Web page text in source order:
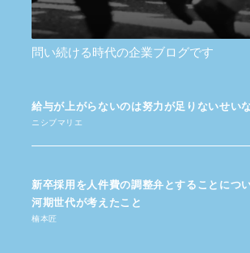
問い続ける時代の企業ブログです
給与が​上がらないのは​努力が​足りないせい
ニシブマリエ
新卒採用を​人件費の​調整弁と​する​ことに​つ
河期世代が​考えた​こと
楠本匠